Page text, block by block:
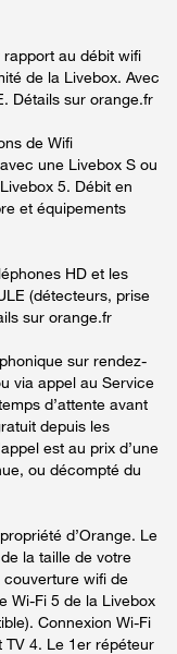
au débit wifi
de la Livebox. Avec
Détails sur orange.fr
de Wifi
une Livebox S ou
5. Débit en
et équipements
HD et les
(détecteurs, prise
sur orange.fr
sur rendez-
via appel au Service
d’attente avant
depuis les
est au prix d’une
ou décompté du
d’Orange. Le
la taille de votre
couverture wifi de
Wi-Fi 5 de la Livebox
Connexion Wi-Fi
TV 4. Le 1er répéteur